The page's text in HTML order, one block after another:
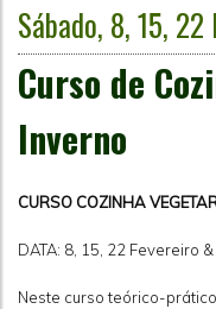
Sábado, 8, 15,
Curso de
Inverno
CURSO COZINHA
DATA: 8, 15, 22 Fevereiro
Neste curso teórico-